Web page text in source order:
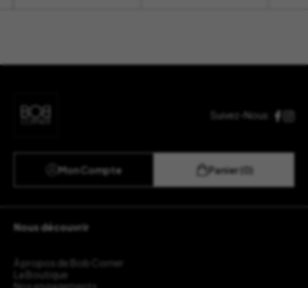
Suivez-Nous :
Mon Compte Panier (0)
Nous découvrir
À propos de Bob Corner
La Boutique